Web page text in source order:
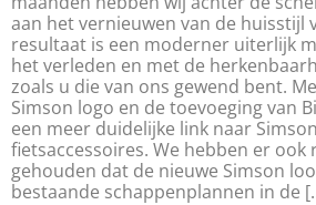
aan het vernieuwen van de huisstijl
resultaat is een moderner uiterlijk
het verleden en met de
zoals u die van ons gewend bent.
Simson logo en de toevoeging van
een meer duidelijke link naar
fietsaccessoires. We hebben er ook
gehouden dat de nieuwe Simson
bestaande schappenplannen in de